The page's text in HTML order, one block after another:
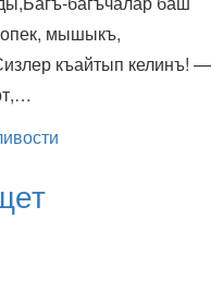
мышыкъ,
къайтып келинъ! —